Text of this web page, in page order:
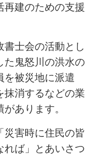
再建のための支援
士会の活動とし
た鬼怒川の洪水の
を被災地に派遣
抹消するなどの業
あります。
害時に住民の皆
れば」とあいさつ